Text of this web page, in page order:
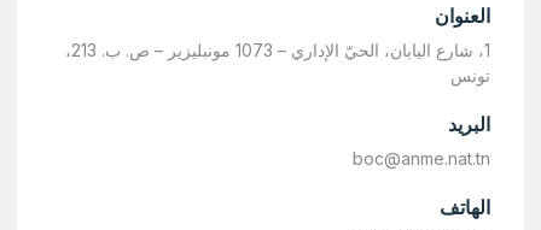
العنوان
1، شارع اليابان، الحيّ الإداري – 1073 مونبليزير – ص. ب. 213،
تونس
البريد
boc@anme.nat.tn
الهاتف